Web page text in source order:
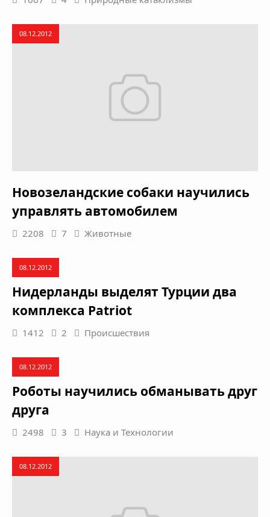
08.12.2012
Новозеландские собаки научились
управлять автомобилем
2208 7 Животные
08.12.2012
Нидерланды выделят Турции два
комплекса Patriot
1412 2 Происшествия
08.12.2012
Роботы научились обманывать друг
друга
2498 3 Наука и Технологии
08.12.2012